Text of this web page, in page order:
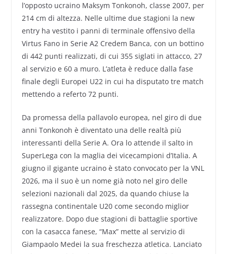
l’opposto ucraino Maksym Tonkonoh, classe 2007, per
214 cm di altezza. Nelle ultime due stagioni la new
entry ha vestito i panni di terminale offensivo della
Virtus Fano in Serie A2 Credem Banca, con un bottino
di 442 punti realizzati, di cui 355 siglati in attacco, 27
al servizio e 60 a muro. L’atleta è reduce dalla fase
finale degli Europei U22 in cui ha disputato tre match
mettendo a referto 72 punti.
Da promessa della pallavolo europea, nel giro di due
anni Tonkonoh è diventato una delle realtà più
interessanti della Serie A. Ora lo attende il salto in
SuperLega con la maglia dei vicecampioni d’Italia. A
giugno il gigante ucraino è stato convocato per la VNL
2026, ma il suo è un nome già noto nel giro delle
selezioni nazionali dal 2025, da quando chiuse la
rassegna continentale U20 come secondo miglior
realizzatore. Dopo due stagioni di battaglie sportive
con la casacca fanese, “Max” mette al servizio di
Giampaolo Medei la sua freschezza atletica. Lanciato